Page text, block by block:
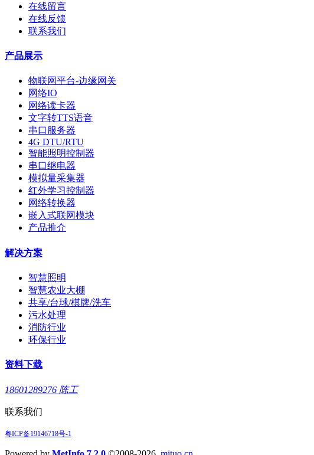
在线留言
在线反馈
联系我们
产品展示
物联网平台-边缘网关
网络IO
网络读卡器
文字转TTS语音
串口服务器
4G DTU/RTU
智能照明控制器
串口继电器
模拟量采集器
红外学习控制器
网络转换器
嵌入式联网模块
产品推介
解决方案
智慧照明
智慧农业大棚
共享/台球/棋牌/洗车
污水处理
消防行业
环保行业
资料下载
18601289276 陈工
联系我们
粤ICP备19146718号-1